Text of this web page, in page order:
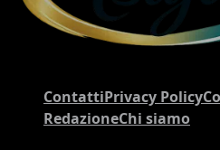
ContattiPrivacy Policy
RedazioneChi siamo